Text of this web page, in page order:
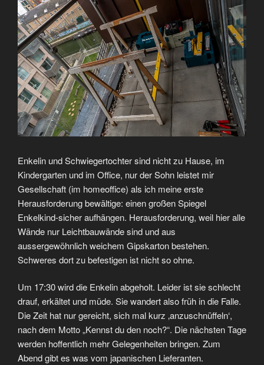
Enkelin und Schwiegertochter sind nicht zu Hause, im
Kindergarten und im Office, nur der Sohn leistet mir
Gesellschaft (im homeoffice) als ich meine erste
Herausforderung bewältige: einen großen Spiegel
Enkelkind-sicher aufhängen. Herausforderung, weil hier alle
Wände nur Leichtbauwände sind und aus
aussergewöhnlich weichem Gipskarton bestehen.
Schweres dort zu befestigen ist nicht so ohne.
Um 17:30 wird die Enkelin abgeholt. Leider ist sie schlecht
drauf, erkältet und müde. Sie wandert also früh in die Falle.
Die Zeit hat nur gereicht, sich mal kurz ‚anzuschnüffeln‘,
nach dem Motto „Kennst du den noch?“. Die nächsten Tage
werden hoffentlich mehr Gelegenheiten bringen. Zum
Abend gibt es was vom japanischen Lieferanten.